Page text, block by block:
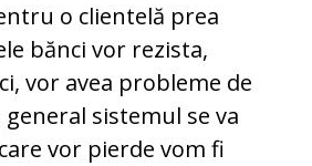
o clien­telă prea
bănci vor re­zis­ta,
vor avea probleme de
sistemul se va
vor pierde vom fi